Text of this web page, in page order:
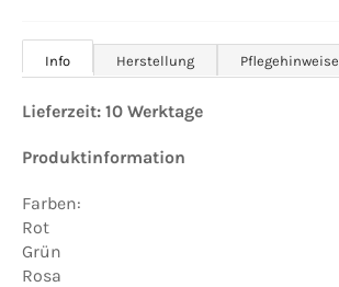
Info Herstellung Pflegehinweise
Lieferzeit: 10 Werktage
Produktinformation
Farben:
Rot
Grün
Rosa